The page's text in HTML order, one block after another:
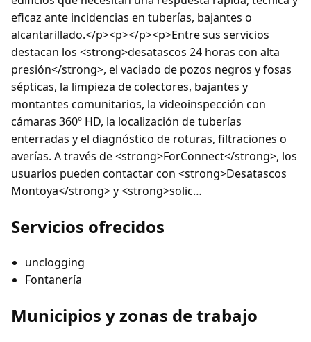
eficaz ante incidencias en tuberías, bajantes o
alcantarillado.</p><p></p><p>Entre sus servicios
destacan los <strong>desatascos 24 horas con alta
presión</strong>, el vaciado de pozos negros y fosas
sépticas, la limpieza de colectores, bajantes y
montantes comunitarios, la videoinspección con
cámaras 360º HD, la localización de tuberías
enterradas y el diagnóstico de roturas, filtraciones o
averías. A través de <strong>ForConnect</strong>, los
usuarios pueden contactar con <strong>Desatascos
Montoya</strong> y <strong>solic…
Servicios ofrecidos
unclogging
Fontanería
Municipios y zonas de trabajo